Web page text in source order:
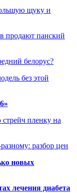
щуку и
продают панский
белорус?
без этой
пленку на
разбор цен
новых
лечения диабета